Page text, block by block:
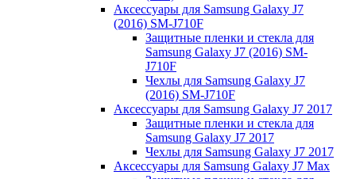
Аксессуары для Samsung Galaxy J7
(2016) SM-J710F
Защитные пленки и стекла для
Samsung Galaxy J7 (2016) SM-
J710F
Чехлы для Samsung Galaxy J7
(2016) SM-J710F
Аксессуары для Samsung Galaxy J7 2017
Защитные пленки и стекла для
Samsung Galaxy J7 2017
Чехлы для Samsung Galaxy J7 2017
Аксессуары для Samsung Galaxy J7 Max